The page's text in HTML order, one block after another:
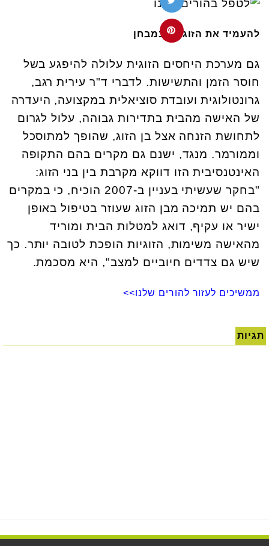
להעמיד את הזוגיות במבחן
גם מערכת היחסים הזוגית עלולה להיפגע בשל
חוסר הזמן והתשישות. לדברי ד"ר עירית רגב,
גרונטולוגית ועובדת סוציאלית במקצועה, היעדרה
של האישה מהבית בתדירות גבוהה, עלול לגרום
לתחושת הזנחה אצל בן הזוג, שהופך למתוסכל
וממורמר. מנגד, ישנם גם מקרים בהם התקופה
האינטנסיבית הזו דווקא מקרבת בין בני הזוג:
"בחקר שעשיתי בעניין ב-2007 הוכיח, כי במקרים
בהם יש תמיכה מבן הזוג שעוזר בטיפול באופן
ישיר או עקיף, דואג למטלות הבית ומוריד
מהאישה משימות, הזוגיות הופכת לטובה יותר. כך
שיש גם צדדים חיוביים למצב", היא מסכמת.
ממשיכים לעזור להורים שלנו>>
תגיות